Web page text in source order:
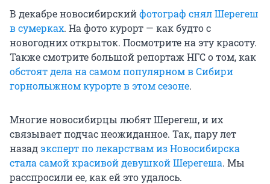
В декабре новосибирскийфотограф снял Шерегеш
в сумерках. На фото курорт — как будто с
новогодних открыток. Посмотрите на эту красоту.
Также смотрите большой репортаж НГС о том, как
обстоят дела на самом популярном в Сибири
горнолыжном курорте в этом сезоне.
Многие новосибирцы любят Шерегеш, и их
связывает подчас неожиданное. Так, пару лет
назадэксперт по лекарствам из Новосибирска
стала самой красивой девушкой Шерегеша. Мы
расспросили ее, как ей это удалось.